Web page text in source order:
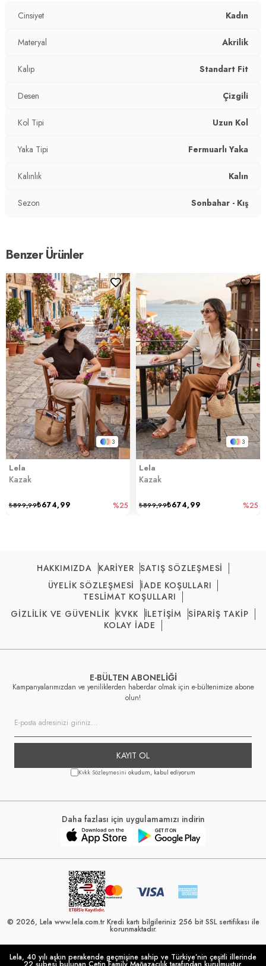
Yaka Tipi:
Kapama Şekli:
Kol Tipi:
Kalınlık:
Kalıp Bilgisi:
Yaş Grubu:
Cinsiyet Kadın
Materyal Akrilik
Kalıp Standart Fit
Desen Çizgili
Kol Tipi Uzun Kol
Yaka Tipi Fermuarlı Yaka
Kalınlık Kalın
Sezon Sonbahar - Kış
Benzer Ürünler
3
Lela
Kazak
₺674,99
₺899,99 %25
3
Lela
Kazak
₺674,99
₺899,99 %25
HAKKIMIZDA KARİYER SATIŞ SÖZLEŞMESİ
ÜYELİK SÖZLEŞMESİ
İADE KOŞULLARI
TESLİMAT KOŞULLARI
GİZLİLİK VE GÜVENLİK KVKK İLETİŞİM
SİPARİŞ TAKİP
KOLAY İADE
E-BÜLTEN ABONELİĞİ
Kampanyalarımızdan ve yeniliklerden haberdar olmak için e-bültenimize abone
olun!
KAYIT OL
Kvkk Sözleşmesini okudum, kabul ediyorum
Daha fazlası için uygulamamızı indirin
© 2026, Lela www.lela.com.tr Kredi kartı bilgileriniz 256 bit SSL sertifikası ile
korunmaktadır.
Lela, 40 yılı aşkın perakende geçmişine sahip ve Türkiye’nin çeşitli illerinde